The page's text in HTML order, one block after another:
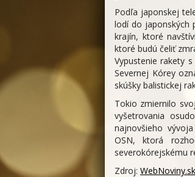
Podľa japonskej
lodí do japonských
krajín, ktoré
ktoré budú čeliť
Vypustenie rakety
Severnej Kórey
skúšky balistickej
Tokio zmiernilo
vyšetrovania
najnovšieho
OSN, ktorá
severokórejskému
Zdroj: WebNoviny.sk